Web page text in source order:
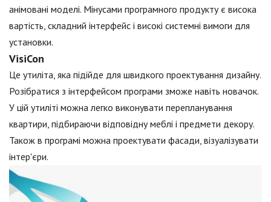
анімовані моделі. Мінусами програмного продукту є висока
вартість, складний інтерфейс і високі системні вимоги для
установки.
VisiCon
Це утиліта, яка підійде для швидкого проектування дизайну.
Розібратися з інтерфейсом програми зможе навіть новачок.
У цій утиліті можна легко виконувати перепланування
квартири, підбираючи відповідну меблі і предмети декору.
Також в програмі можна проектувати фасади, візуалізувати
інтер'єри.